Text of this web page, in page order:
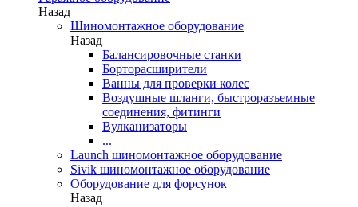
Назад
Шиномонтажное оборудование
Назад
Балансировочные станки
Борторасширители
Ванны для проверки колес
Воздушные шланги, быстроразъемные
соединения, фитинги
Вулканизаторы
...
Launch шиномонтажное оборудование
Sivik шиномонтажное оборудование
Оборудование для форсунок
Назад